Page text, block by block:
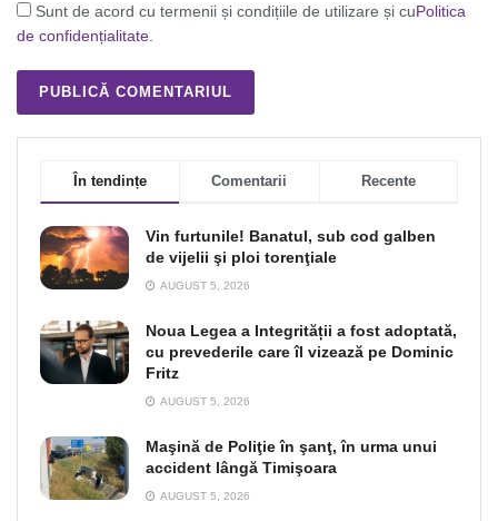
Sunt de acord cu termenii și condițiile de utilizare și cuPolitica
de confidențialitate
În tendințe Comentarii Recente
Vin furtunile! Banatul, sub cod galben
de vijelii şi ploi torenţiale
AUGUST 5, 2026
Noua Legea a Integrității a fost adoptată,
cu prevederile care îl vizează pe Dominic
Fritz
AUGUST 5, 2026
Maşină de Poliţie în şanţ, în urma unui
accident lângă Timişoara
AUGUST 5, 2026